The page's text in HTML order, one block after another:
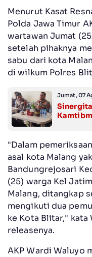
Menurut Kasat
Polda Jawa Timur
wartawan Jumat
setelah pihaknya
sabu dari kota
di wilkum Polres
Jumat, 07
"Dalam
asal kota Malang
Bandungrejosari
(25) warga Kel
Malang, ditangkap
mengikuti dua
ke Kota Blitar," kata
releasenya.
AKP Wardi Waluyo